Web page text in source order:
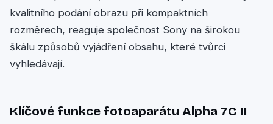
kvalitního podání obrazu při kompaktních
rozměrech, reaguje společnost Sony na širokou
škálu způsobů vyjádření obsahu, které tvůrci
vyhledávají.
Klíčové funkce fotoaparátu Alpha 7C II